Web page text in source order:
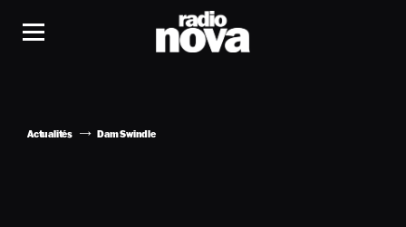
Actualités Dam Swindle